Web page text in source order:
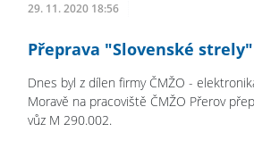
29. 11. 2020 18:56
Přeprava "Slovenské
Dnes byl z dílen firmy ČMŽO -
Moravě na pracoviště ČMŽO Přerov
vůz M 290.002.